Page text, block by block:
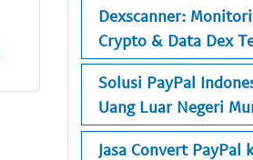
Dexscanner:
Crypto & Data Dex
Solusi PayPal
Uang Luar Negeri
Jasa Convert PayPal